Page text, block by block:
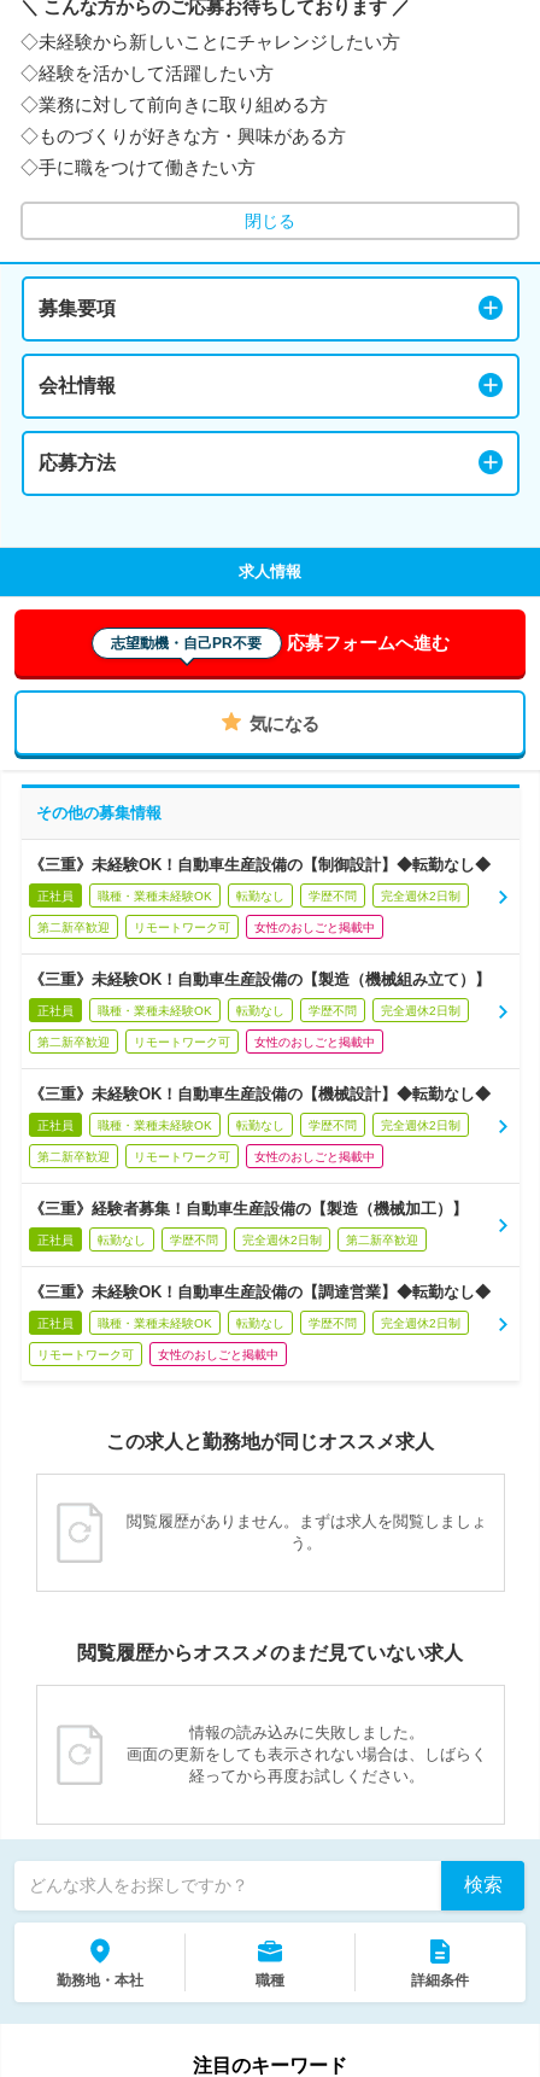
＼ こんな方からのご応募お待ちしております ／
◇未経験から新しいことにチャレンジしたい方
◇経験を活かして活躍したい方
◇業務に対して前向きに取り組める方
◇ものづくりが好きな方・興味がある方
◇手に職をつけて働きたい方
閉じる
募集要項
会社情報
応募方法
求人情報
志望動機・自己PR不要 応募フォームへ進む
気になる
その他の募集情報
《三重》未経験OK！自動車生産設備の【制御設計】◆転勤なし◆
正社員 職種・業種未経験OK 転勤なし 学歴不問 完全週休2日制
第二新卒歓迎 リモートワーク可 女性のおしごと掲載中
《三重》未経験OK！自動車生産設備の【製造（機械組み立て）】
正社員 職種・業種未経験OK 転勤なし 学歴不問 完全週休2日制
第二新卒歓迎 リモートワーク可 女性のおしごと掲載中
《三重》未経験OK！自動車生産設備の【機械設計】◆転勤なし◆
正社員 職種・業種未経験OK 転勤なし 学歴不問 完全週休2日制
第二新卒歓迎 リモートワーク可 女性のおしごと掲載中
《三重》経験者募集！自動車生産設備の【製造（機械加工）】
正社員 転勤なし 学歴不問 完全週休2日制 第二新卒歓迎
《三重》未経験OK！自動車生産設備の【調達営業】◆転勤なし◆
正社員 職種・業種未経験OK 転勤なし 学歴不問 完全週休2日制
リモートワーク可 女性のおしごと掲載中
この求人と勤務地が同じオススメ求人
閲覧履歴がありません。まずは求人を閲覧しましょ
う。
閲覧履歴からオススメのまだ見ていない求人
情報の読み込みに失敗しました。
画面の更新をしても表示されない場合は、しばらく
経ってから再度お試しください。
どんな求人をお探しですか？ 検索
勤務地・本社 職種 詳細条件
注目のキーワード